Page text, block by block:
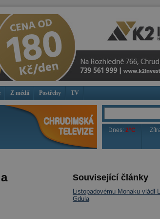
Z médií Postřehy TV
Dnes:2°C
Související články
Listopadovému Monaku vládl
Gdula